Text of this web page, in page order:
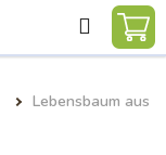
Suchen
Lebensbaum aus